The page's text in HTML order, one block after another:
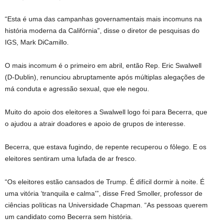
“Esta é uma das campanhas governamentais mais incomuns na
história moderna da Califórnia”, disse o diretor de pesquisas do
IGS, Mark DiCamillo.
O mais incomum é o primeiro em abril, então Rep. Eric Swalwell
(D-Dublin), renunciou abruptamente após múltiplas alegações de
má conduta e agressão sexual, que ele negou.
Muito do apoio dos eleitores a Swalwell logo foi para Becerra, que
o ajudou a atrair doadores e apoio de grupos de interesse.
Becerra, que estava fugindo, de repente recuperou o fôlego. E os
eleitores sentiram uma lufada de ar fresco.
“Os eleitores estão cansados ​​de Trump. É difícil dormir à noite. É
uma vitória ‘tranquila e calma'”, disse Fred Smoller, professor de
ciências políticas na Universidade Chapman. “As pessoas querem
um candidato como Becerra sem história.